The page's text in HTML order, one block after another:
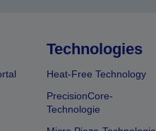
Technologies
Heat-Free Technology
PrecisionCore-
Technologie